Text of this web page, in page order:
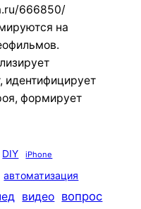
666850/
на
идентифицирует
формирует
DIY iPhone
автоматизация
видео вопрос